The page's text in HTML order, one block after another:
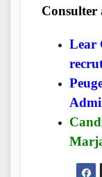
Consulter
Lear